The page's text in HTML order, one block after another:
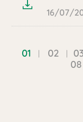
16/07/
01 02
08